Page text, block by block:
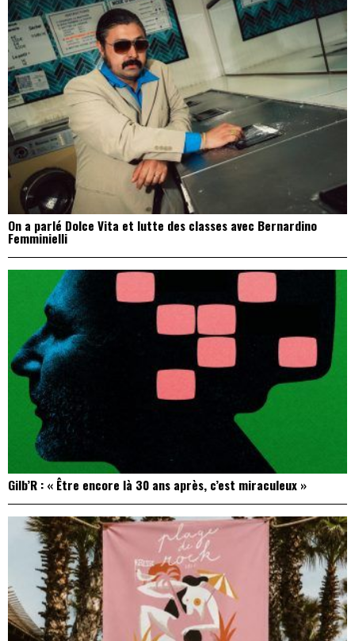
On a parlé Dolce Vita et lutte des classes avec Bernardino
Femminielli
Gilb’R : « Être encore là 30 ans après, c’est miraculeux »